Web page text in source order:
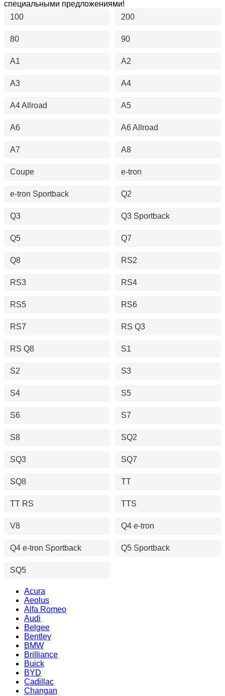
специальными предложениями!
100
200
80 90
A1 A2
A3 A4
A4 Allroad A5
A6 A6 Allroad
A7 A8
Coupe e-tron
e-tron Sportback Q2
Q3 Q3 Sportback
Q5 Q7
Q8 RS2
RS3 RS4
RS5 RS6
RS7 RS Q3
RS Q8 S1
S2 S3
S4 S5
S6 S7
S8 SQ2
SQ3 SQ7
SQ8 TT
TT RS TTS
V8 Q4 e-tron
Q4 e-tron Sportback Q5 Sportback
SQ5
Acura
Aeolus
Alfa Romeo
Audi
Belgee
Bentley
BMW
Brilliance
Buick
BYD
Cadillac
Changan